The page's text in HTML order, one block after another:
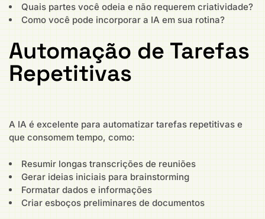
Quais partes você odeia e não requerem criatividade?
Como você pode incorporar a IA em sua rotina?
Automação de Tarefas
Repetitivas
A IA é excelente para automatizar tarefas repetitivas e
que consomem tempo, como:
Resumir longas transcrições de reuniões
Gerar ideias iniciais para brainstorming
Formatar dados e informações
Criar esboços preliminares de documentos